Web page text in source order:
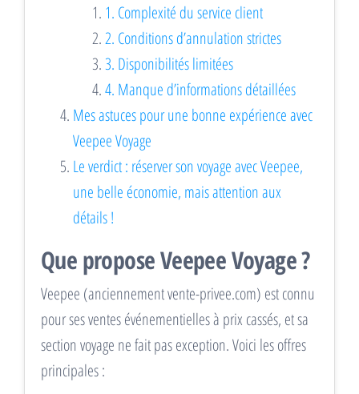
1. Complexité du service client
2. Conditions d’annulation strictes
3. Disponibilités limitées
4. Manque d’informations détaillées
Mes astuces pour une bonne expérience avec
Veepee Voyage
Le verdict : réserver son voyage avec Veepee,
une belle économie, mais attention aux
détails !
Que propose Veepee Voyage ?
Veepee (anciennement vente-privee.com) est connu
pour ses ventes événementielles à prix cassés, et sa
section voyage ne fait pas exception. Voici les offres
principales :